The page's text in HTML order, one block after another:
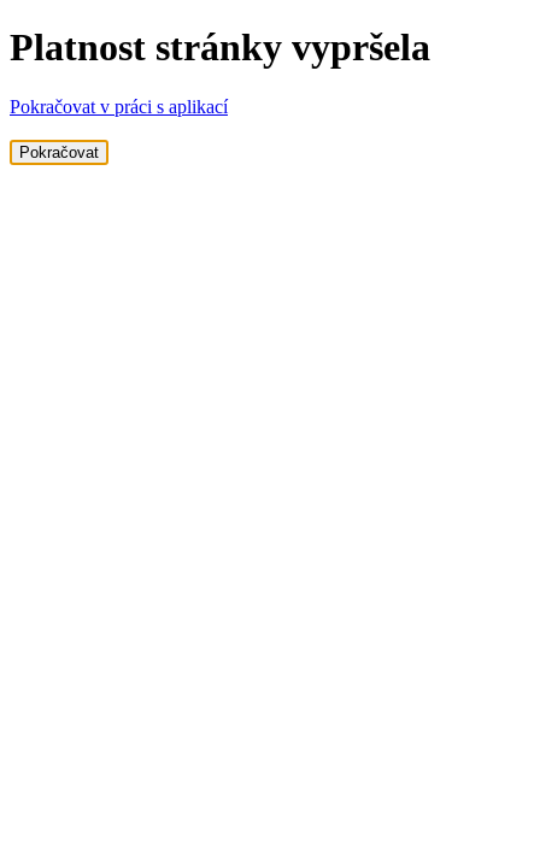
Platnost stránky vypršela
Pokračovat v práci s aplikací